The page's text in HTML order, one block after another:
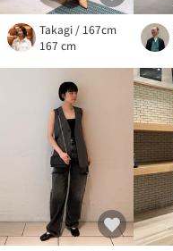
Takagi / 167cm
167 cm